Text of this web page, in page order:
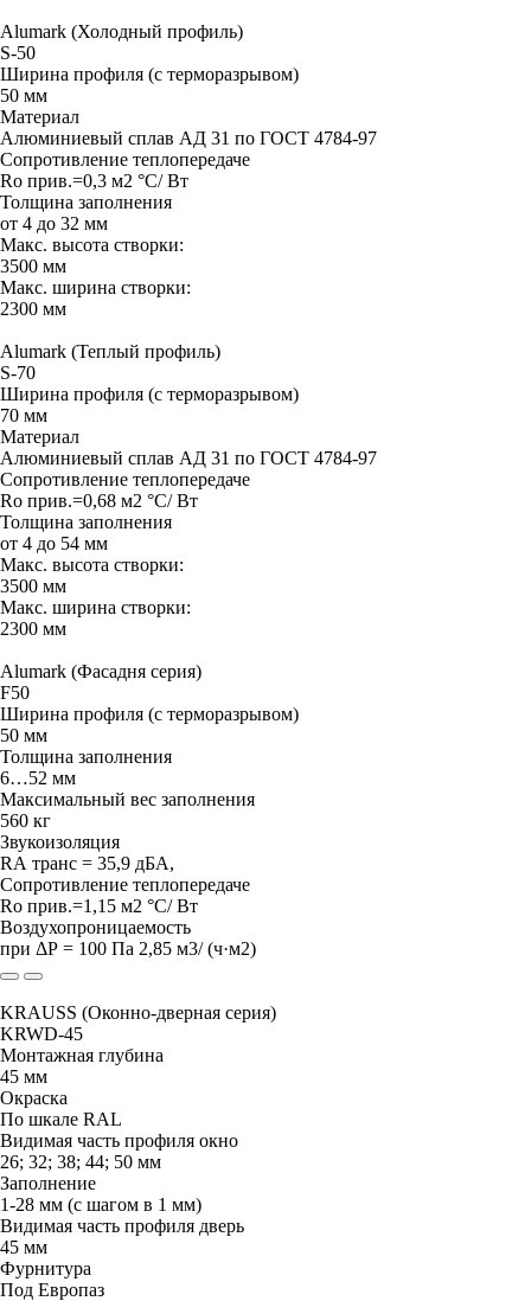
Alumark (Холодный профиль)
S-50
Ширина профиля (с терморазрывом)
50 мм
Материал
Алюминиевый сплав АД 31 по ГОСТ 4784-97
Сопротивление теплопередаче
Rо прив.=0,3 м2 °С/ Вт
Толщина заполнения
от 4 до 32 мм
Макс. высота створки:
3500 мм
Макс. ширина створки:
2300 мм
Alumark (Теплый профиль)
S-70
Ширина профиля (с терморазрывом)
70 мм
Материал
Алюминиевый сплав АД 31 по ГОСТ 4784-97
Сопротивление теплопередаче
Rо прив.=0,68 м2 °С/ Вт
Толщина заполнения
от 4 до 54 мм
Макс. высота створки:
3500 мм
Макс. ширина створки:
2300 мм
Alumark (Фасадня серия)
F50
Ширина профиля (с терморазрывом)
50 мм
Толщина заполнения
6…52 мм
Максимальный вес заполнения
560 кг
Звукоизоляция
RА транс = 35,9 дБА,
Сопротивление теплопередаче
Rо прив.=1,15 м2 °С/ Вт
Воздухопроницаемость
при ΔР = 100 Па 2,85 м3/ (ч·м2)
KRAUSS (Оконно-дверная серия)
KRWD-45
Монтажная глубина
45 мм
Окраска
По шкале RAL
Видимая часть профиля окно
26; 32; 38; 44; 50 мм
Заполнение
1-28 мм (с шагом в 1 мм)
Видимая часть профиля дверь
45 мм
Фурнитура
Под Европаз